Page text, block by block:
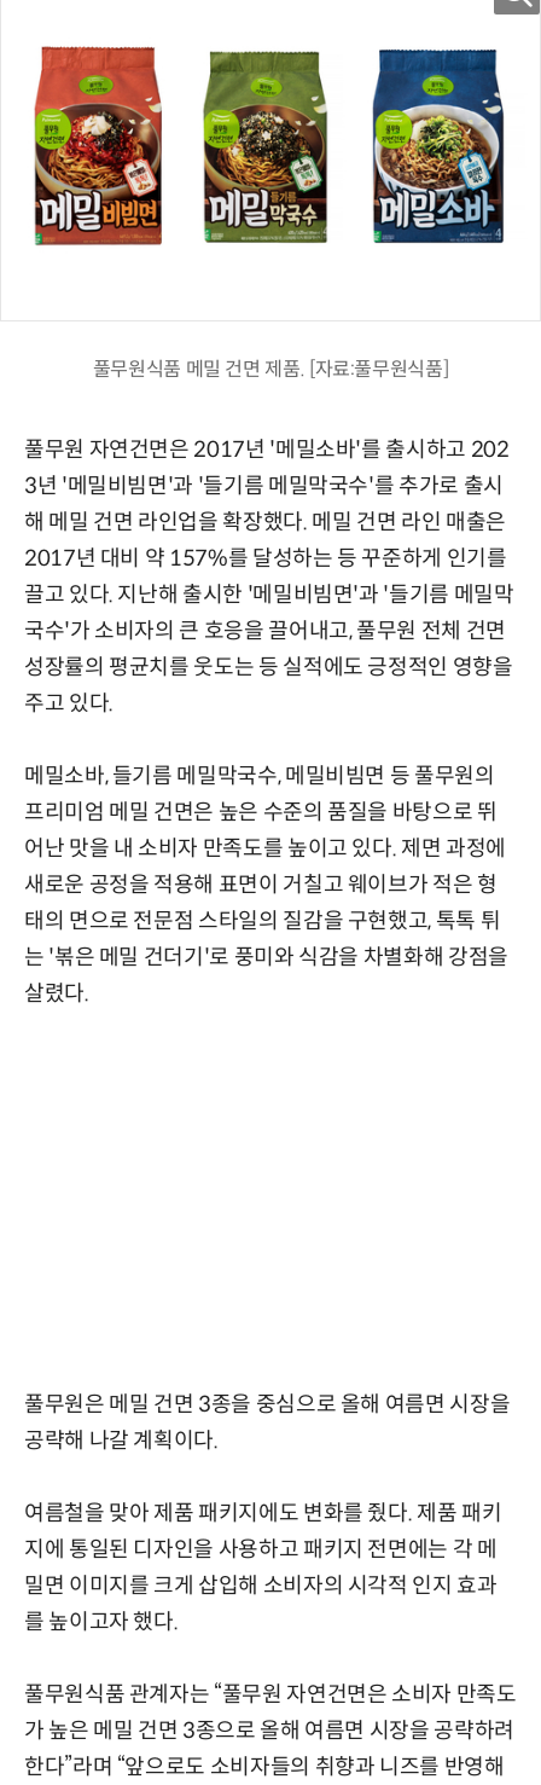
풀무원식품 메밀 건면 제품. [자료:풀무원식품]
풀무원 자연건면은 2017년 '메밀소바'를 출시하고 202
3년 '메밀비빔면'과 '들기름 메밀막국수'를 추가로 출시
해 메밀 건면 라인업을 확장했다. 메밀 건면 라인 매출은
2017년 대비 약 157%를 달성하는 등 꾸준하게 인기를
끌고 있다. 지난해 출시한 '메밀비빔면'과 '들기름 메밀막
국수'가 소비자의 큰 호응을 끌어내고, 풀무원 전체 건면
성장률의 평균치를 웃도는 등 실적에도 긍정적인 영향을
주고 있다.
메밀소바, 들기름 메밀막국수, 메밀비빔면 등 풀무원의
프리미엄 메밀 건면은 높은 수준의 품질을 바탕으로 뛰
어난 맛을 내 소비자 만족도를 높이고 있다. 제면 과정에
새로운 공정을 적용해 표면이 거칠고 웨이브가 적은 형
태의 면으로 전문점 스타일의 질감을 구현했고, 톡톡 튀
는 '볶은 메밀 건더기'로 풍미와 식감을 차별화해 강점을
살렸다.
풀무원은 메밀 건면 3종을 중심으로 올해 여름면 시장을
공략해 나갈 계획이다.
여름철을 맞아 제품 패키지에도 변화를 줬다. 제품 패키
지에 통일된 디자인을 사용하고 패키지 전면에는 각 메
밀면 이미지를 크게 삽입해 소비자의 시각적 인지 효과
를 높이고자 했다.
풀무원식품 관계자는 “풀무원 자연건면은 소비자 만족도
가 높은 메밀 건면 3종으로 올해 여름면 시장을 공략하려
한다”라며 “앞으로도 소비자들의 취향과 니즈를 반영해